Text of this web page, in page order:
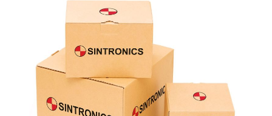
möglich. SINTRONICS ist dann ihr Partner, der
entweder die alten Baugruppen technisch hochwertig
repariert oder ihnen die abgekündigten Baugruppen
aus dem eigenen Lager ersetzt.